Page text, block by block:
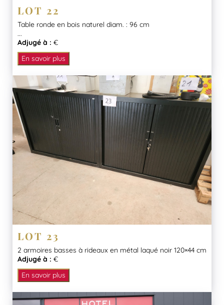
LOT 22
Table ronde en bois naturel diam. : 96 cm
...
Adjugé à : €
En savoir plus
LOT 23
2 armoires basses à rideaux en métal laqué noir 120×44 cm
Adjugé à : €
En savoir plus